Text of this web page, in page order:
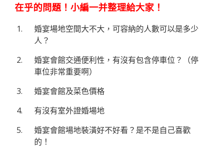
在乎的問題！小編一并整理給大家！
婚宴場地空間大不大，可容納的人數可以是多少
人？
婚宴會館交通便利性，有沒有包含停車位？（停
車位非常重要啊）
婚宴會館及菜色價格
有沒有室外證婚場地
婚宴會館場地裝潢好不好看？是不是自己喜歡
的！